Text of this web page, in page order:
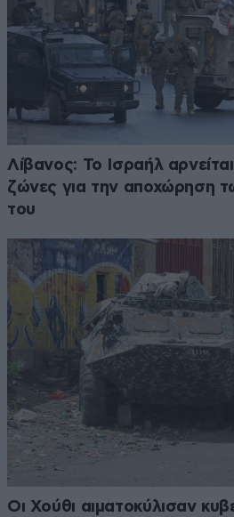
Λίβανος: Το Ισραήλ
ζώνες για την αποχώρηση
του
Οι Χούθι αιματοκύλισαν